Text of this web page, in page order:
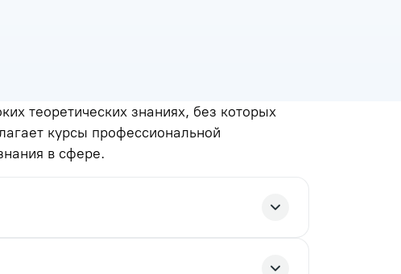
теоретических знаниях, без которых
курсы профессиональной
в сфере.